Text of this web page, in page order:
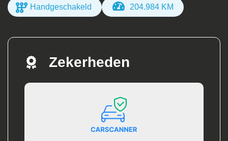
Handgeschakeld 204.984 KM
Zekerheden